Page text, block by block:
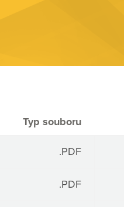
Typ souboru
.PDF
.PDF